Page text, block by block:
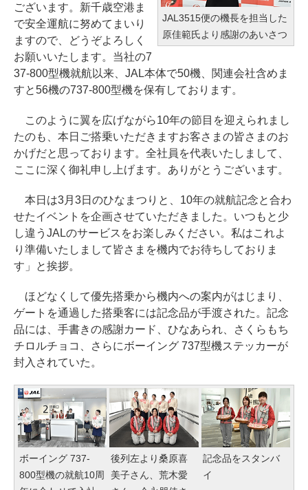
JAL3515便の機長を担当した
原佳範氏より感謝のあいさつ
ございます。新千歳空港ま
で安全運航に努めてまいり
ますので、どうぞよろしく
お願いいたします。当社の7
37-800型機就航以来、JAL本体で50機、関連会社含めま
すと56機の737-800型機を保有しております。
このように翼を広げながら10年の節目を迎えられまし
たのも、本日ご搭乗いただきますお客さまの皆さまのお
かげだと思っております。全社員を代表いたしまして、
ここに深く御礼申し上げます。ありがとうございます。
本日は3月3日のひなまつりと、10年の就航記念と合わ
せたイベントを企画させていただきました。いつもと少
し違うJALのサービスをお楽しみください。私はこれよ
り準備いたしまして皆さまを機内でお待ちしておりま
す」と挨拶。
ほどなくして優先搭乗から機内への案内がはじまり、
ゲートを通過した搭乗客には記念品が手渡された。記念
品には、手書きの感謝カード、ひなあられ、さくらもち
チロルチョコ、さらにボーイング 737型機ステッカーが
封入されていた。
ボーイング 737-
800型機の就航10周
後列左より桑原喜
美子さん、荒木愛
記念品をスタンバ
イ